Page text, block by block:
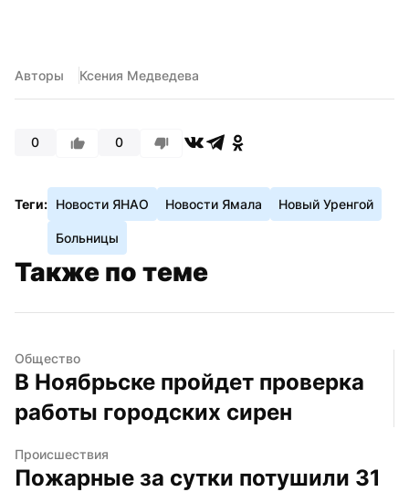
Авторы Ксения Медведева
0 0
Теги: Новости ЯНАО Новости Ямала Новый Уренгой
Больницы
Также по теме
Общество
В Ноябрьске пройдет проверка
работы городских сирен
Происшествия
Пожарные за сутки потушили 31